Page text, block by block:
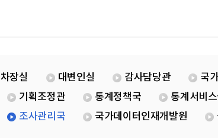
차장실 대변인실 감사담당관 국
기획조정관 통계정책국 통계서비
조사관리국 국가데이터인재개발원